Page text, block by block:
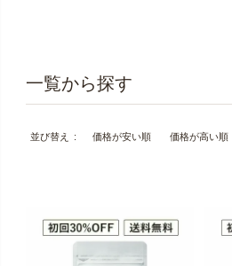
並び替え 価格が安い順 価格が高い順